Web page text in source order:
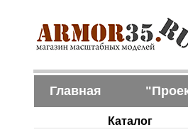
Главная
Каталог